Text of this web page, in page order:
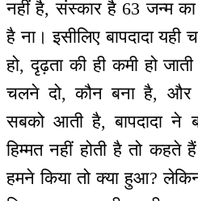
नहीं है, संस्कार है 63 जन्म
है ना। इसीलिए बापदादा
हो, दृढ़ता की ही कमी हो
चलने दो, कौन बना है, और
सबको आती है, बापदादा ने
हिम्मत नहीं होती है तो कहते
हमने किया तो क्या हुआ?